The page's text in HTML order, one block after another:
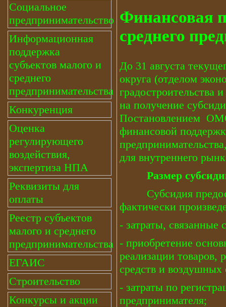
Социальное
предпринимательство
Информационная
поддержка
субъектов малого и
среднего
предпринимательства
Конкуренция
Оценка
регулирующего
воздействия,
экспертиза НПА
Реквизиты для
оплаты
Реестр субъектов
малого и среднего
предпринимательства
ЕГАИС
Строительство
Конкурсы и акции
Финансовая
среднего
До 31 августа
округа (отделом
градостроительства
на получение
Постановлением
финансовой
для внутреннего
Размер
Субсидия
фактически
- затраты, связанные
- приобретение
реализации товаров,
средств и воздушных
- затраты по
предпринимателя;